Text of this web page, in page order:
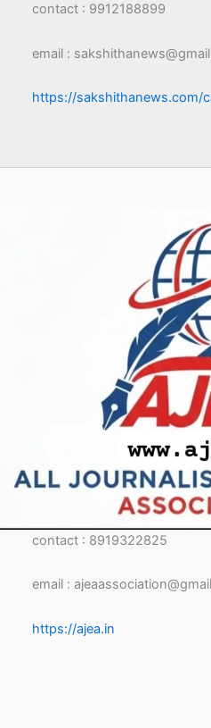
contact : 9912188899
email :
https://sakshithanews.com/
contact : 8919322825
email :
https://ajea.in